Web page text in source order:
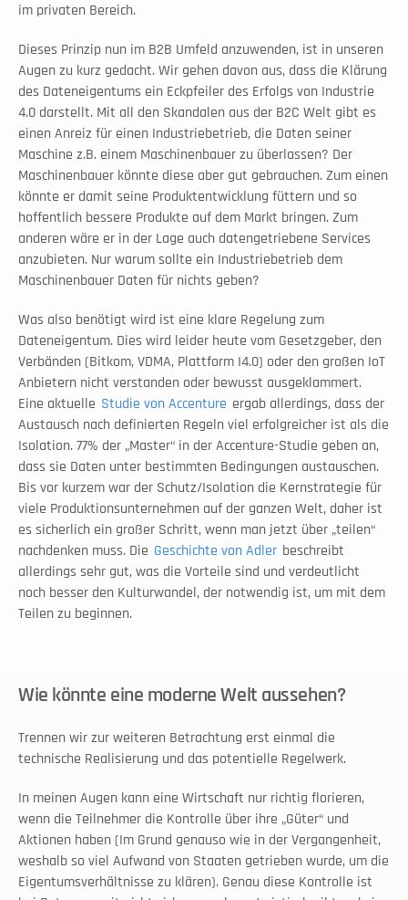
im privaten Bereich.
Dieses Prinzip nun im B2B Umfeld anzuwenden, ist in unseren
Augen zu kurz gedacht. Wir gehen davon aus, dass die Klärung
des Dateneigentums ein Eckpfeiler des Erfolgs von Industrie
4.0 darstellt. Mit all den Skandalen aus der B2C Welt gibt es
einen Anreiz für einen Industriebetrieb, die Daten seiner
Maschine z.B. einem Maschinenbauer zu überlassen? Der
Maschinenbauer könnte diese aber gut gebrauchen. Zum einen
könnte er damit seine Produktentwicklung füttern und so
hoffentlich bessere Produkte auf dem Markt bringen. Zum
anderen wäre er in der Lage auch datengetriebene Services
anzubieten. Nur warum sollte ein Industriebetrieb dem
Maschinenbauer Daten für nichts geben?
Was also benötigt wird ist eine klare Regelung zum
Dateneigentum. Dies wird leider heute vom Gesetzgeber, den
Verbänden (Bitkom, VDMA, Plattform I4.0) oder den großen IoT
Anbietern nicht verstanden oder bewusst ausgeklammert.
Eine aktuelle Studie von Accenture ergab allerdings, dass der
Austausch nach definierten Regeln viel erfolgreicher ist als die
Isolation. 77% der „Master“ in der Accenture-Studie geben an,
dass sie Daten unter bestimmten Bedingungen austauschen.
Bis vor kurzem war der Schutz/Isolation die Kernstrategie für
viele Produktionsunternehmen auf der ganzen Welt, daher ist
es sicherlich ein großer Schritt, wenn man jetzt über „teilen“
nachdenken muss. Die Geschichte von Adler beschreibt
allerdings sehr gut, was die Vorteile sind und verdeutlicht
noch besser den Kulturwandel, der notwendig ist, um mit dem
Teilen zu beginnen.
Wie könnte eine moderne Welt aussehen?
Trennen wir zur weiteren Betrachtung erst einmal die
technische Realisierung und das potentielle Regelwerk.
In meinen Augen kann eine Wirtschaft nur richtig florieren,
wenn die Teilnehmer die Kontrolle über ihre „Güter“ und
Aktionen haben (Im Grund genauso wie in der Vergangenheit,
weshalb so viel Aufwand von Staaten getrieben wurde, um die
Eigentumsverhältnisse zu klären). Genau diese Kontrolle ist